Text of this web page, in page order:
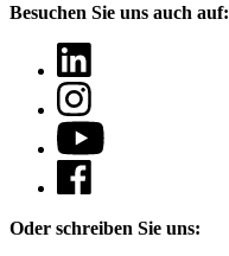
Besuchen Sie uns auch auf:
Oder schreiben Sie uns: